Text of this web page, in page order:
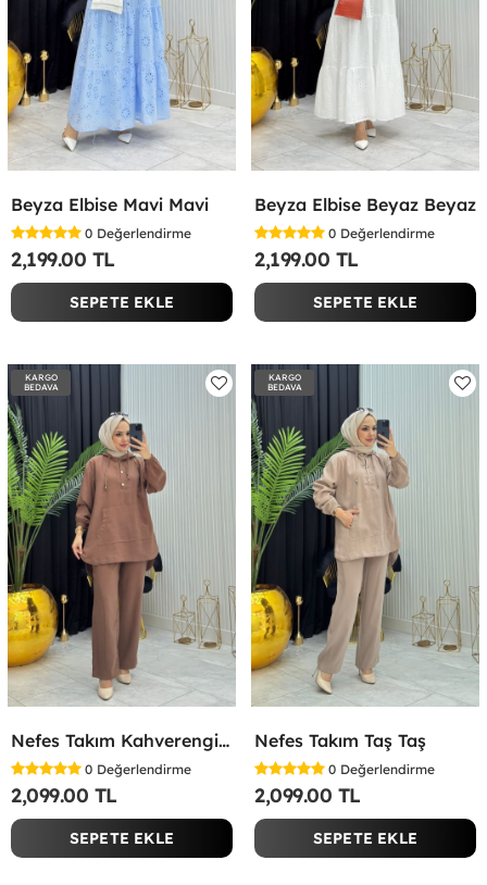
Beyza Elbise Mavi Mavi
0 Değerlendirme
2,199.00 TL
SEPETE EKLE
Beyza Elbise Beyaz Beyaz
0 Değerlendirme
2,199.00 TL
SEPETE EKLE
KARGO
BEDAVA
Nefes Takım Kahverengi Kahverengi
0 Değerlendirme
2,099.00 TL
SEPETE EKLE
KARGO
BEDAVA
Nefes Takım Taş Taş
0 Değerlendirme
2,099.00 TL
SEPETE EKLE